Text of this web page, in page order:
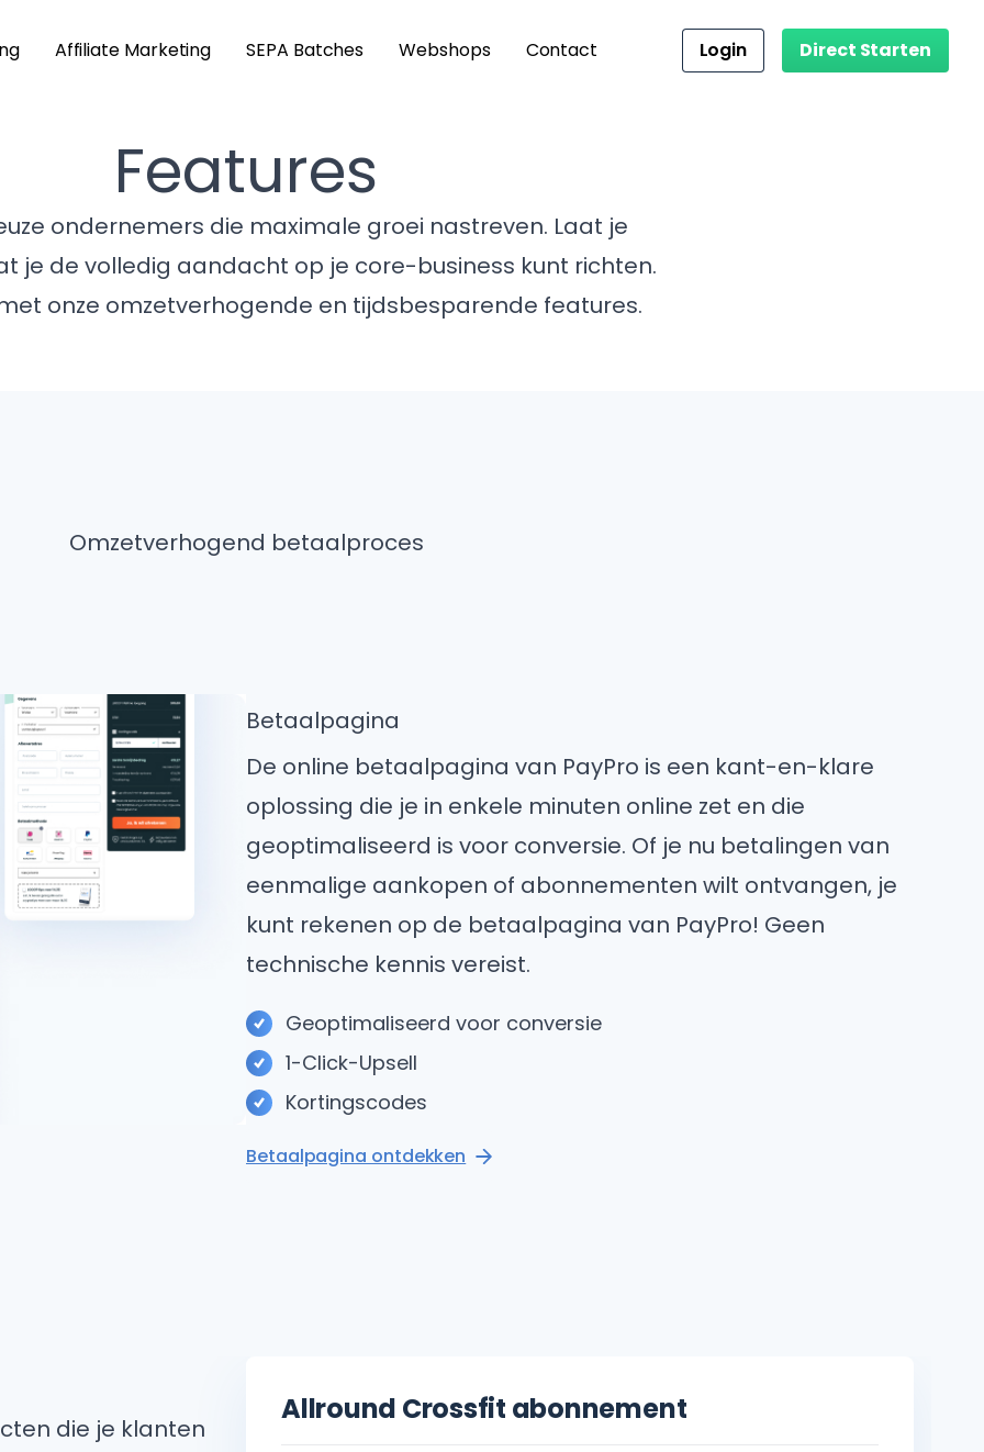
Affiliate Marketing SEPA Batches Webshops Contact Login Direct Starten
Features
ondernemers die maximale groei nastreven. Laat je
je de volledig aandacht op je core-business kunt richten.
onze omzetverhogende en tijdsbesparende features.
Omzetverhogend betaalproces
Betaalpagina
De online betaalpagina van PayPro is een kant-en-klare
oplossing die je in enkele minuten online zet en die
geoptimaliseerd is voor conversie. Of je nu betalingen van
eenmalige aankopen of abonnementen wilt ontvangen, je
kunt rekenen op de betaalpagina van PayPro! Geen
technische kennis vereist.
Geoptimaliseerd voor conversie
1-Click-Upsell
Kortingscodes
Betaalpagina ontdekken
die je klanten
Allround Crossfit abonnement